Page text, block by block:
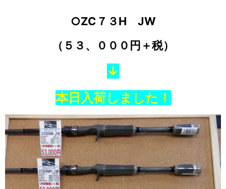
○ZC７３H JW
（５３、０００円＋税）
↓
本日入荷しました！